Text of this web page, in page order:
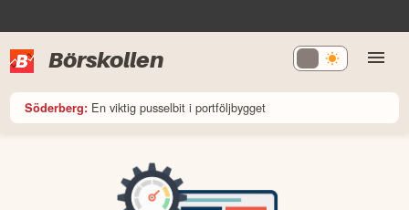
Börskollen
Söderberg: En viktig pusselbit i portföljbygget